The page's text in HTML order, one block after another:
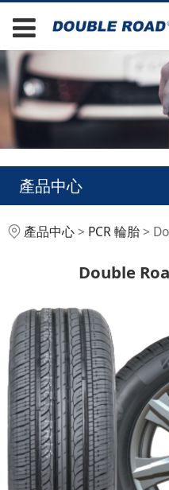
產品中心
Double
H202
產品中心> PCR 輪胎>
Double